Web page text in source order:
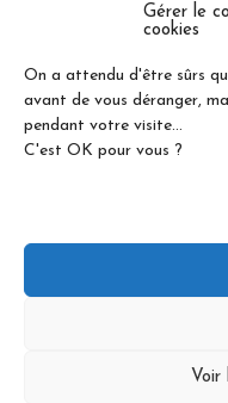
Gérer le
cookies
On a attendu d'être sûrs
avant de vous déranger,
pendant votre visite...
C'est OK pour vous ?
Voir
Réalisé par Arthur |